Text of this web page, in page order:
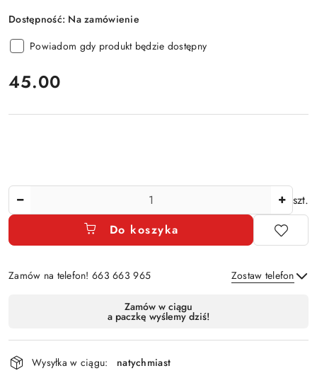
Dostępność: Na zamówienie
Powiadom gdy produkt będzie dostępny
cena:
45.00
szt.
Do koszyka
Zamów na telefon! 663 663 965 Zostaw telefon
Wyślij
dostawa
Zamów w ciągu
a paczkę wyślemy dziś!
Wysyłka w ciągu: natychmiast